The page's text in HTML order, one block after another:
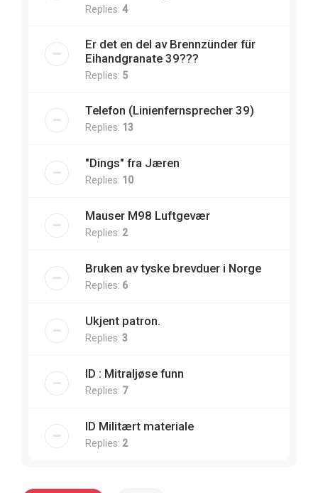
Replies: 4
Er det en del av Brennzünder für
Eihandgranate 39???
Replies: 5
Telefon (Linienfernsprecher 39)
Replies: 13
"Dings" fra Jæren
Replies: 10
Mauser M98 Luftgevær
Replies: 2
Bruken av tyske brevduer i Norge
Replies: 6
Ukjent patron.
Replies: 3
ID : Mitraljøse funn
Replies: 7
ID Militært materiale
Replies: 2